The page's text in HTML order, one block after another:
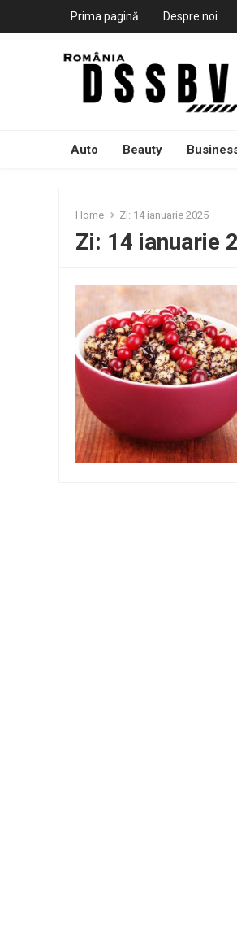
Prima pagină Despre noi
Auto Beauty
Home Zi: 14 ianuarie 2025
Zi: 14 ianuarie